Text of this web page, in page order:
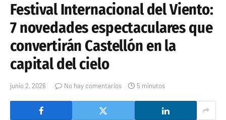
Festival Internacional del Viento:
7 novedades espectaculares que
convertirán Castellón en la
capital del cielo
junio 2, 2026 No hay comentarios 5 minutos